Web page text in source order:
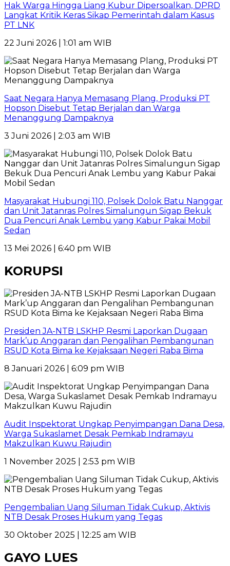
Hak Warga Hingga Liang Kubur Dipersoalkan, DPRD
Langkat Kritik Keras Sikap Pemerintah dalam Kasus
PT LNK
22 Juni 2026 | 1:01 am WIB
Saat Negara Hanya Memasang Plang, Produksi PT
Hopson Disebut Tetap Berjalan dan Warga
Menanggung Dampaknya
3 Juni 2026 | 2:03 am WIB
Masyarakat Hubungi 110, Polsek Dolok Batu Nanggar
dan Unit Jatanras Polres Simalungun Sigap Bekuk
Dua Pencuri Anak Lembu yang Kabur Pakai Mobil
Sedan
13 Mei 2026 | 6:40 pm WIB
KORUPSI
Presiden JA-NTB LSKHP Resmi Laporkan Dugaan
Mark’up Anggaran dan Pengalihan Pembangunan
RSUD Kota Bima ke Kejaksaan Negeri Raba Bima
8 Januari 2026 | 6:09 pm WIB
Audit Inspektorat Ungkap Penyimpangan Dana Desa,
Warga Sukaslamet Desak Pemkab Indramayu
Makzulkan Kuwu Rajudin
1 November 2025 | 2:53 pm WIB
Pengembalian Uang Siluman Tidak Cukup, Aktivis
NTB Desak Proses Hukum yang Tegas
30 Oktober 2025 | 12:25 am WIB
GAYO LUES